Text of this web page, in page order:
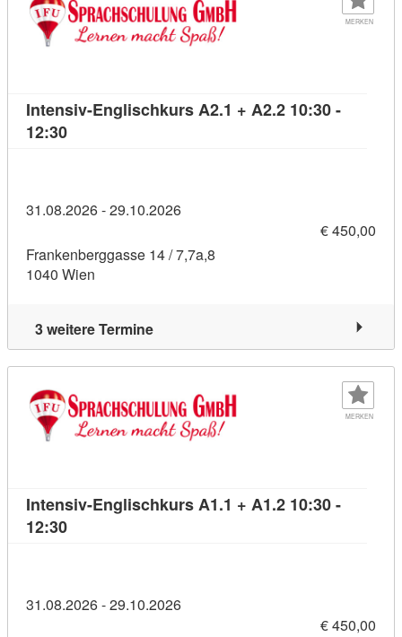
MERKEN
Intensiv-Englischkurs A2.1 + A2.2 10:30 -
12:30Kursdetail: Intensiv-Englischkurs A2.1 + A2.2
31.08.2026 - 29.10.2026
€ 450,00
Frankenberggasse 14 / 7,7a,8
1040 Wien
3 weitere Termine
MERKEN
Intensiv-Englischkurs A1.1 + A1.2 10:30 -
12:30Kursdetail: Intensiv-Englischkurs A1.1 + A1.2
31.08.2026 - 29.10.2026
€ 450,00